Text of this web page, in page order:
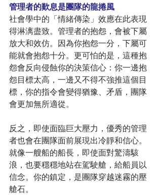
管理者的歎息是團隊的龍捲風
社會學中的「情緒傳染」效應在此表現
得淋漓盡致。管理者的抱怨，會被下屬
放大和效仿。因為你抱怨一分，下屬可
能就會抱怨十分。更可怕的是，這種抱
怨會反向侵蝕你的決策信心：你一邊抱
怨目標太高，一邊又不得不強推這個目
標，你的指令會變得猶豫、矛盾，團隊
會更加無所適從。
反之，即使面臨巨大壓力，優秀的管理
者也會在團隊面前展現出冷靜和信心。
就像一艘船的船長，即使面對驚濤駭
浪，也要穩穩地站在駕駛艙，給船員以
信念。你的鎮定，是團隊穿越迷霧的壓
艙石。